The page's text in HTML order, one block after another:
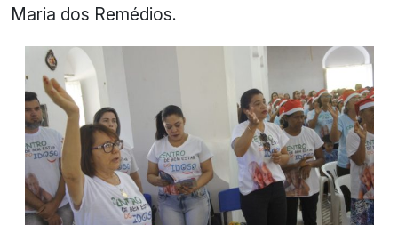
Maria dos Remédios.